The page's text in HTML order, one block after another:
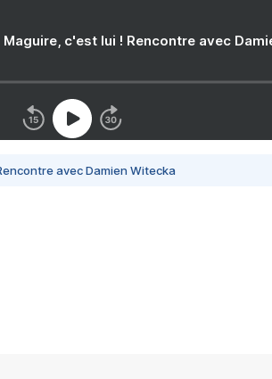
c'est lui ! Rencontre avec
avec Damien Witecka